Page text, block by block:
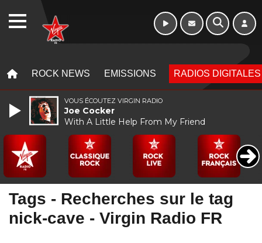
ROCK NEWS EMISSIONS RADIOS DIGITALES
Tags - Recherches sur le tag
nick-cave - Virgin Radio FR
VOUS ÉCOUTEZ VIRGIN RADIO
Joe Cocker
With A Little Help From My Friend
WEBRADIO